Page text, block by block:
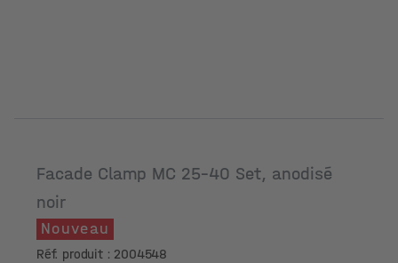
Facade Clamp MC 25-40 Set, anodisé
noir
Nouveau
Réf. produit : 2004548